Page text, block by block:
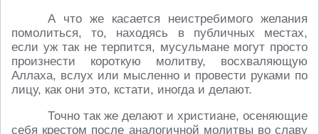
А что же касается неистребимого желания
помолиться, то, находясь в публичных местах,
если уж так не терпится, мусульмане могут просто
произнести короткую молитву, восхваляющую
Аллаха, вслух или мысленно и провести руками по
лицу, как они это, кстати, иногда и делают.
Точно так же делают и христиане, осеняющие
себя крестом после аналогичной молитвы во славу